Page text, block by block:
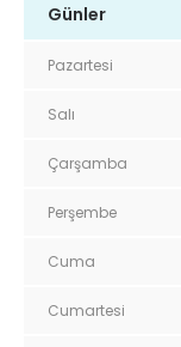
Günler
Pazartesi
Salı
Çarşamba
Perşembe
Cuma
Cumartesi